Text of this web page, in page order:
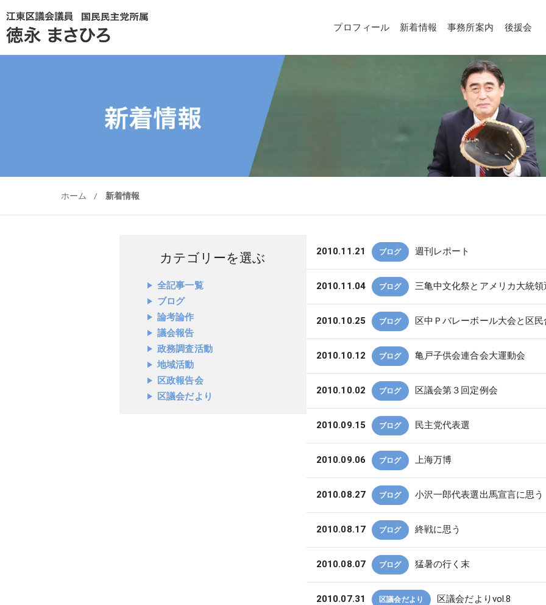
プロフィール 新着情報 事務所案内 後援会
ホーム / 新着情報
カテゴリーを選ぶ
全記事一覧
ブログ
論考論作
議会報告
政務調査活動
地域活動
区政報告会
区議会だより
2010.11.21 ブログ 週刊レポート
2010.11.04 ブログ 三亀中文化祭とアメリカ大統領
2010.10.25 ブログ 区中Ｐバレーボール大会と区民
2010.10.12 ブログ 亀戸子供会連合会大運動会
2010.10.02 ブログ 区議会第３回定例会
2010.09.15 ブログ 民主党代表選
2010.09.06 ブログ 上海万博
2010.08.27 ブログ 小沢一郎代表選出馬宣言に思う
2010.08.17 ブログ 終戦に思う
2010.08.07 ブログ 猛暑の行く末
2010.07.31 区議会だより 区議会だよりvol.8